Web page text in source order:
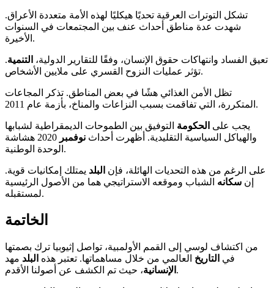
تشكل التوترات العرقية تحديًا هيكليًا لهذه الأمة متعددة الأعراق.
شهدت عدة مناطق أحداث عنف بين المجتمعات في السنوات
الأخيرة.
تعيق الفساد وانتهاكات حقوق الإنسان، وفقًا للتقارير الدولية، التنمية.
تؤثر عمليات النزوح القسري على ملايين الأشخاص.
تظل الأمن الغذائي هشًا في بعض المناطق. تذكر المجاعات
المتكررة، التي تفاقمت بسبب النزاعات والمناخ، بأزمة عام 2011.
يجب على الحكومة التوفيق بين الطموحات الديمقراطية لشبابها
والهياكل السياسية التقليدية. أظهرت أحداث نوفمبر
2020 هشاشة
الوحدة الوطنية.
على الرغم من هذه التحديات الهائلة، فإن البلد يمتلك إمكانيات قوية.
إن سكانه الشباب وموقعه الاستراتيجي هما من الأصول الرئيسية
لمستقبله.
الخاتمة
من اكتشاف لوسي إلى القمم الأولمبية، تواصل إثيوبيا ترك بصمتها
في التاريخ العالمي من خلال مساهماتها. تعتبر هذه البلد مهد
الإنسانية ، حيث تم الكشف عن أصولنا الأقدم.